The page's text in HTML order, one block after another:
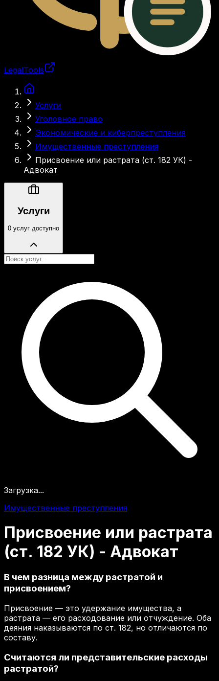
LegalTools
Услуги
Уголовное право
Экономические и киберпреступления
Имущественные преступления
Присвоение или растрата (ст. 182 УК) -
Адвокат
Услуги
0 услуг доступно
Загрузка...
Имущественные преступления
Присвоение или растрата
(ст. 182 УК) - Адвокат
В чем разница между растратой и
присвоением?
Присвоение — это удержание имущества, а
растрата — его расходование или отчуждение. Оба
деяния наказываются по ст. 182, но отличаются по
составу.
Считаются ли представительские расходы
растратой?